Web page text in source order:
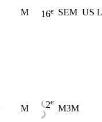
M 16e SEM US
M 2e
M3M